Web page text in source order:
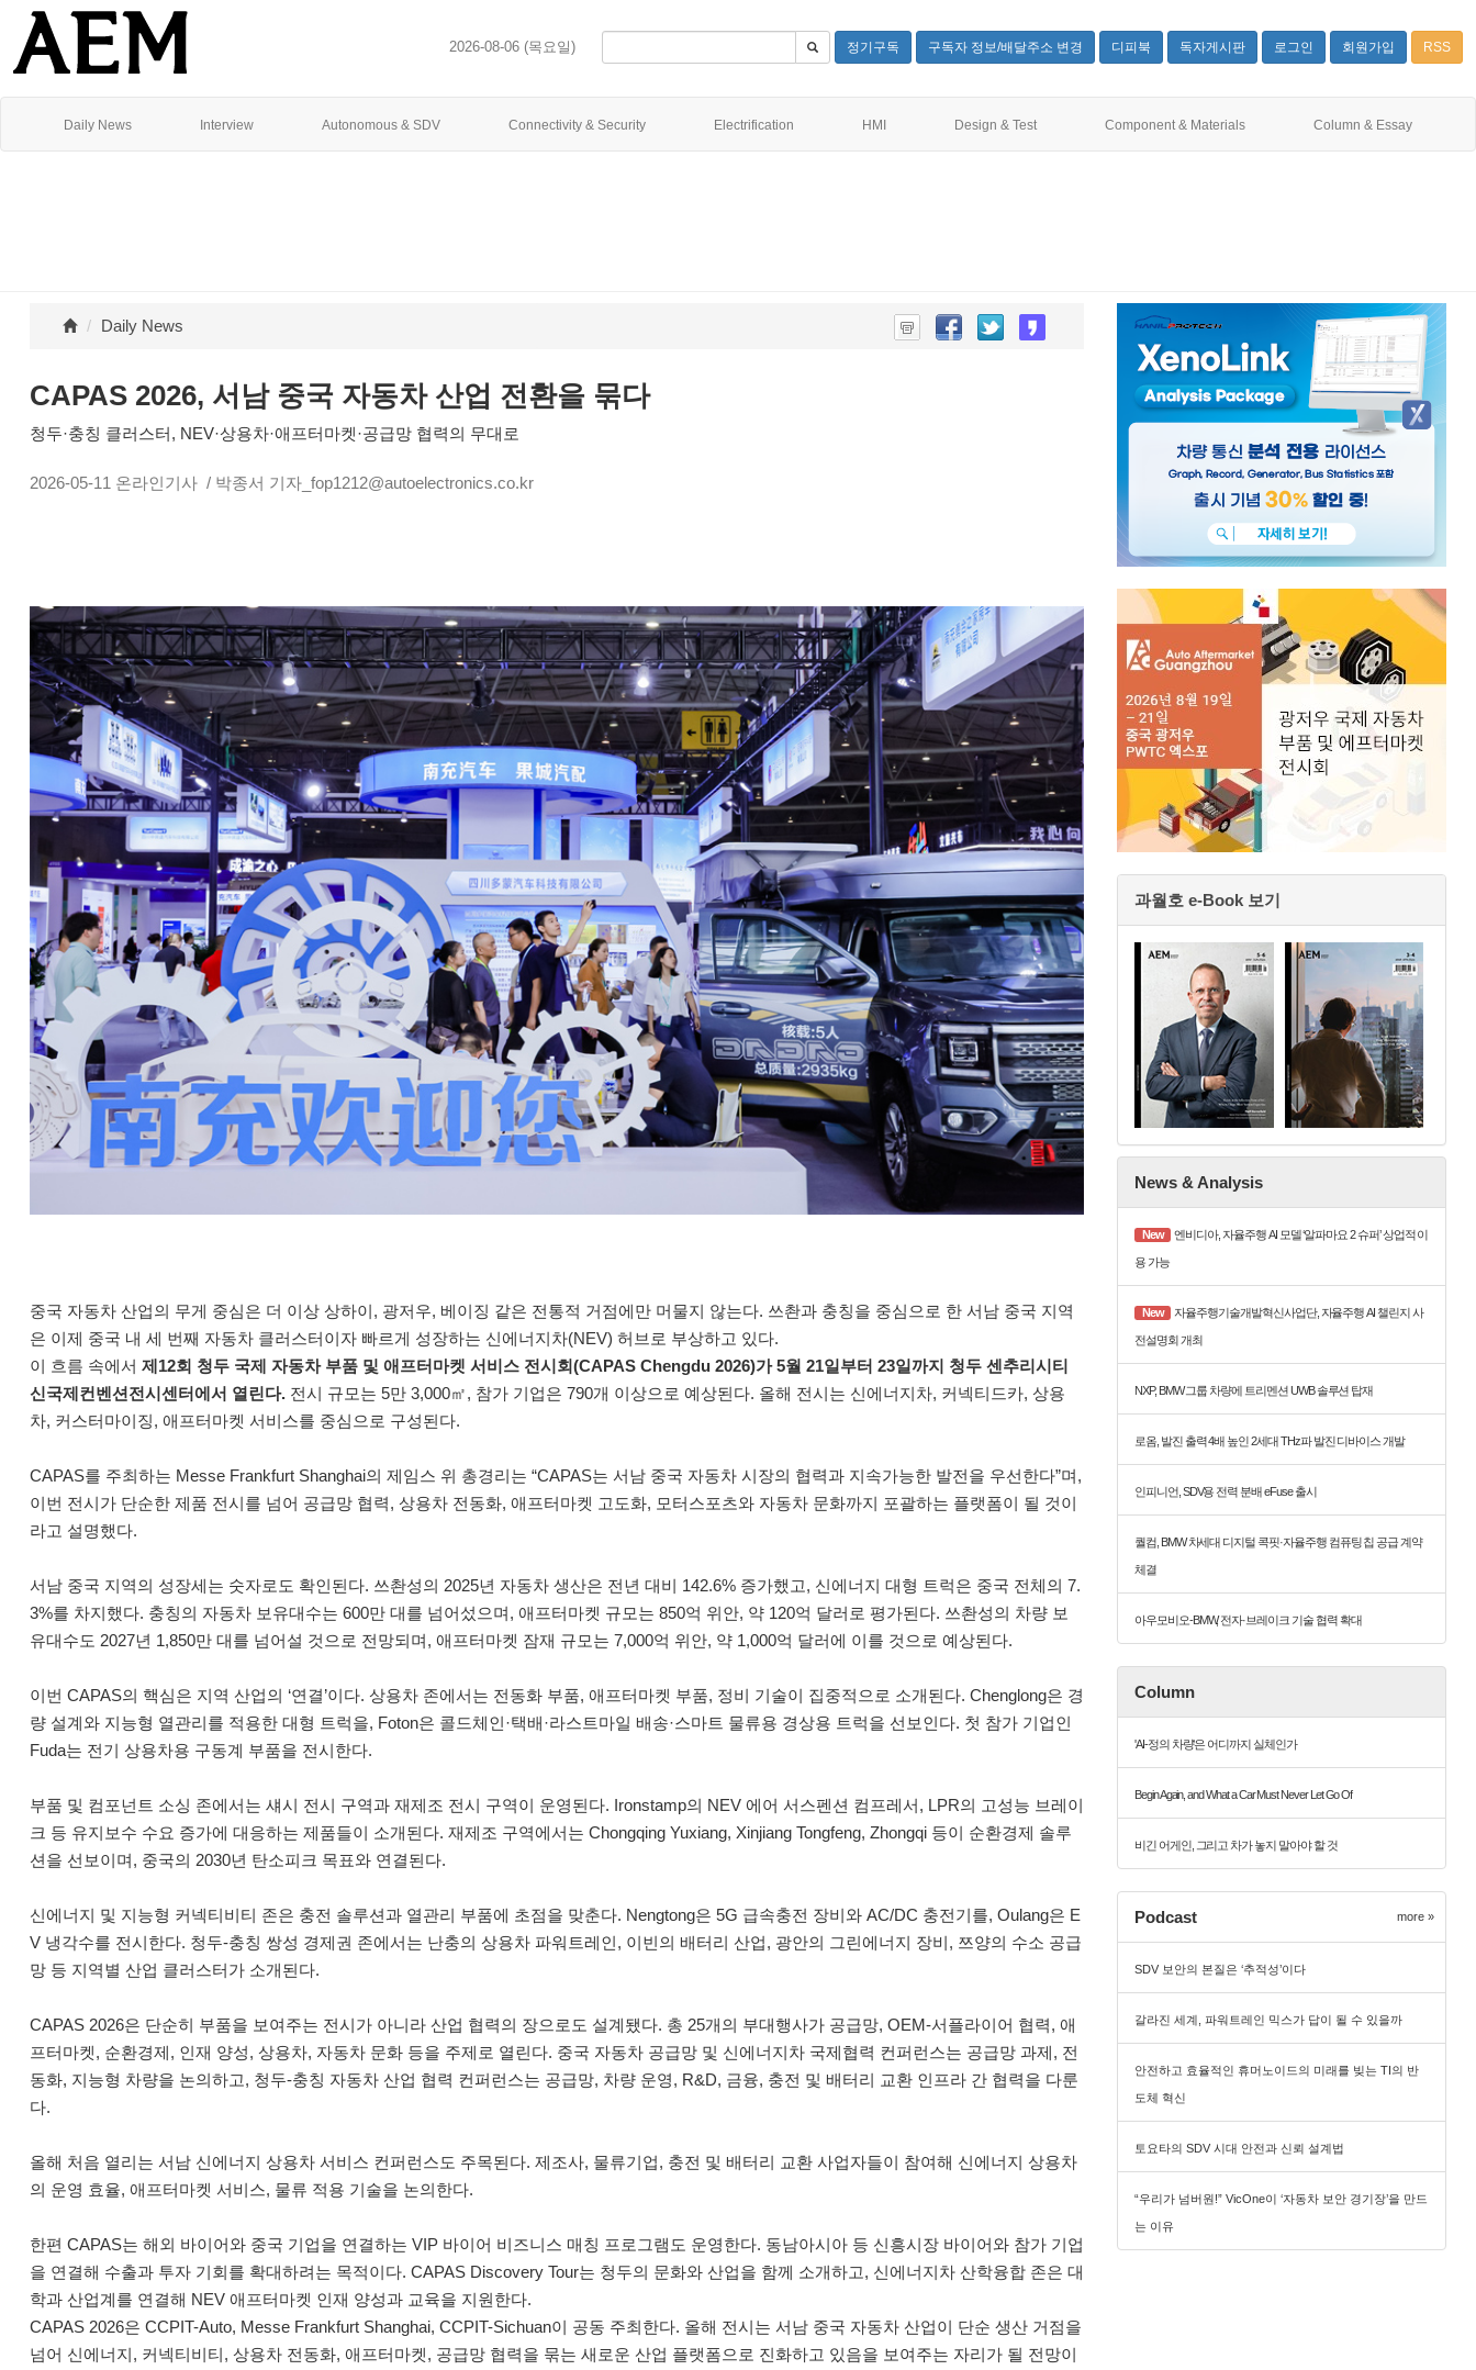
2026-08-06 (목요일) 정기구독 구독자 정보/배달주소 변경 디피북 독자게시판 로그인 회원가입 RSS
Daily News Interview Autonomous & SDV Connectivity & Security Electrification HMI Design & Test Component & Materials Column & Essay
Daily News
CAPAS 2026, 서남 중국 자동차 산업 전환을 묶다
청두·충칭 클러스터, NEV·상용차·애프터마켓·공급망 협력의 무대로
2026-05-11 온라인기사 / 박종서 기자_fop1212@autoelectronics.co.kr
중국 자동차 산업의 무게 중심은 더 이상 상하이, 광저우, 베이징 같은 전통적 거점에만 머물지 않는다. 쓰촨과 충칭을 중심으로 한 서남 중국 지역
은 이제 중국 내 세 번째 자동차 클러스터이자 빠르게 성장하는 신에너지차(NEV) 허브로 부상하고 있다.
이 흐름 속에서 제12회 청두 국제 자동차 부품 및 애프터마켓 서비스 전시회(CAPAS Chengdu 2026)가 5월 21일부터 23일까지 청두 센추리시티
신국제컨벤션전시센터에서 열린다. 전시 규모는 5만 3,000㎡, 참가 기업은 790개 이상으로 예상된다. 올해 전시는 신에너지차, 커넥티드카, 상용
차, 커스터마이징, 애프터마켓 서비스를 중심으로 구성된다.
CAPAS를 주최하는 Messe Frankfurt Shanghai의 제임스 위 총경리는 “CAPAS는 서남 중국 자동차 시장의 협력과 지속가능한 발전을 우선한다”며,
이번 전시가 단순한 제품 전시를 넘어 공급망 협력, 상용차 전동화, 애프터마켓 고도화, 모터스포츠와 자동차 문화까지 포괄하는 플랫폼이 될 것이
라고 설명했다.
서남 중국 지역의 성장세는 숫자로도 확인된다. 쓰촨성의 2025년 자동차 생산은 전년 대비 142.6% 증가했고, 신에너지 대형 트럭은 중국 전체의 7.
3%를 차지했다. 충칭의 자동차 보유대수는 600만 대를 넘어섰으며, 애프터마켓 규모는 850억 위안, 약 120억 달러로 평가된다. 쓰촨성의 차량 보
유대수도 2027년 1,850만 대를 넘어설 것으로 전망되며, 애프터마켓 잠재 규모는 7,000억 위안, 약 1,000억 달러에 이를 것으로 예상된다.
이번 CAPAS의 핵심은 지역 산업의 ‘연결’이다. 상용차 존에서는 전동화 부품, 애프터마켓 부품, 정비 기술이 집중적으로 소개된다. Chenglong은 경
량 설계와 지능형 열관리를 적용한 대형 트럭을, Foton은 콜드체인·택배·라스트마일 배송·스마트 물류용 경상용 트럭을 선보인다. 첫 참가 기업인
Fuda는 전기 상용차용 구동계 부품을 전시한다.
부품 및 컴포넌트 소싱 존에서는 섀시 전시 구역과 재제조 전시 구역이 운영된다. Ironstamp의 NEV 에어 서스펜션 컴프레서, LPR의 고성능 브레이
크 등 유지보수 수요 증가에 대응하는 제품들이 소개된다. 재제조 구역에서는 Chongqing Yuxiang, Xinjiang Tongfeng, Zhongqi 등이 순환경제 솔루
션을 선보이며, 중국의 2030년 탄소피크 목표와 연결된다.
신에너지 및 지능형 커넥티비티 존은 충전 솔루션과 열관리 부품에 초점을 맞춘다. Nengtong은 5G 급속충전 장비와 AC/DC 충전기를, Oulang은 E
V 냉각수를 전시한다. 청두-충칭 쌍성 경제권 존에서는 난충의 상용차 파워트레인, 이빈의 배터리 산업, 광안의 그린에너지 장비, 쯔양의 수소 공급
망 등 지역별 산업 클러스터가 소개된다.
CAPAS 2026은 단순히 부품을 보여주는 전시가 아니라 산업 협력의 장으로도 설계됐다. 총 25개의 부대행사가 공급망, OEM-서플라이어 협력, 애
프터마켓, 순환경제, 인재 양성, 상용차, 자동차 문화 등을 주제로 열린다. 중국 자동차 공급망 및 신에너지차 국제협력 컨퍼런스는 공급망 과제, 전
동화, 지능형 차량을 논의하고, 청두-충칭 자동차 산업 협력 컨퍼런스는 공급망, 차량 운영, R&D, 금융, 충전 및 배터리 교환 인프라 간 협력을 다룬
다.
올해 처음 열리는 서남 신에너지 상용차 서비스 컨퍼런스도 주목된다. 제조사, 물류기업, 충전 및 배터리 교환 사업자들이 참여해 신에너지 상용차
의 운영 효율, 애프터마켓 서비스, 물류 적용 기술을 논의한다.
한편 CAPAS는 해외 바이어와 중국 기업을 연결하는 VIP 바이어 비즈니스 매칭 프로그램도 운영한다. 동남아시아 등 신흥시장 바이어와 참가 기업
을 연결해 수출과 투자 기회를 확대하려는 목적이다. CAPAS Discovery Tour는 청두의 문화와 산업을 함께 소개하고, 신에너지차 산학융합 존은 대
학과 산업계를 연결해 NEV 애프터마켓 인재 양성과 교육을 지원한다.
CAPAS 2026은 CCPIT-Auto, Messe Frankfurt Shanghai, CCPIT-Sichuan이 공동 주최한다. 올해 전시는 서남 중국 자동차 산업이 단순 생산 거점을
넘어 신에너지, 커넥티비티, 상용차 전동화, 애프터마켓, 공급망 협력을 묶는 새로운 산업 플랫폼으로 진화하고 있음을 보여주는 자리가 될 전망이
과월호 e-Book 보기
News & Analysis
New 엔비디아, 자율주행 AI 모델 ‘알파마요 2 슈퍼’ 상업적 이
용 가능
New 자율주행기술개발혁신사업단, 자율주행 AI 챌린지 사
전설명회 개최
NXP, BMW 그룹 차량에 트리멘션 UWB 솔루션 탑재
로옴, 발진 출력 4배 높인 2세대 THz파 발진 디바이스 개발
인피니언, SDV용 전력 분배 eFuse 출시
퀄컴, BMW 차세대 디지털 콕핏·자율주행 컴퓨팅 칩 공급 계약
체결
아우모비오-BMW, 전자·브레이크 기술 협력 확대
Column
'AI-정의 차량'은 어디까지 실체인가
Begin Again, and What a Car Must Never Let Go Of
비긴 어게인, 그리고 차가 놓지 말아야 할 것
Podcast more »
SDV 보안의 본질은 ‘추적성’이다
갈라진 세계, 파워트레인 믹스가 답이 될 수 있을까
안전하고 효율적인 휴머노이드의 미래를 빚는 TI의 반
도체 혁신
토요타의 SDV 시대 안전과 신뢰 설계법
“우리가 넘버원!” VicOne이 ‘자동차 보안 경기장’을 만드
는 이유